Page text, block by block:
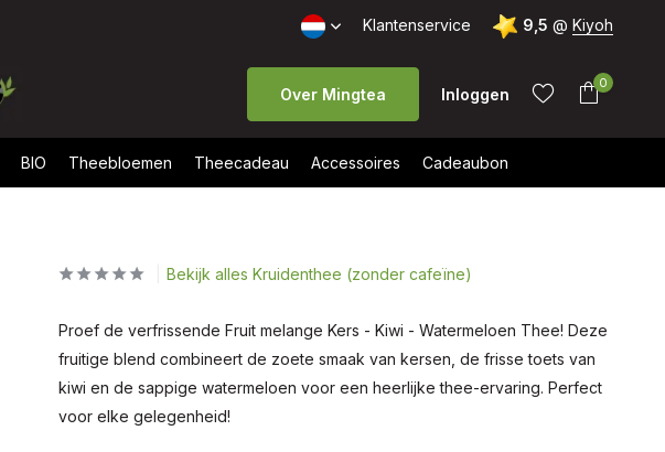
Klantenservice 9,5 @ Kiyoh
Over Mingtea Inloggen
aanmaken
Account
0
BIO Theebloemen Theecadeau Accessoires Cadeaubon
Bekijk alles Kruidenthee (zonder cafeïne)
Proef de verfrissende Fruit melange Kers - Kiwi - Watermeloen Thee! Deze
fruitige blend combineert de zoete smaak van kersen, de frisse toets van
kiwi en de sappige watermeloen voor een heerlijke thee-ervaring. Perfect
voor elke gelegenheid!